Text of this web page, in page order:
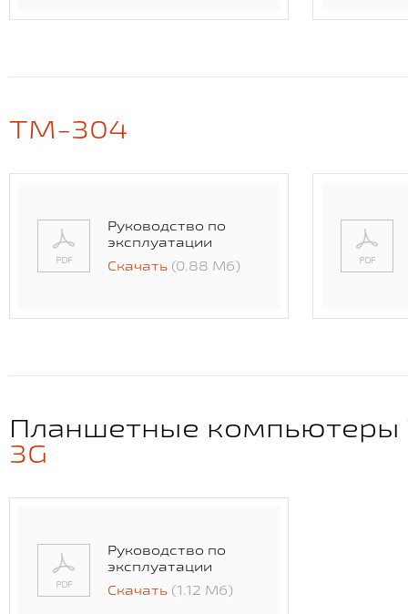
TM-304
Руководство по
эксплуатации
Скачать (0.88 Мб)
Планшетные компьютеры
3G
Руководство по
эксплуатации
Скачать (1.12 Мб)